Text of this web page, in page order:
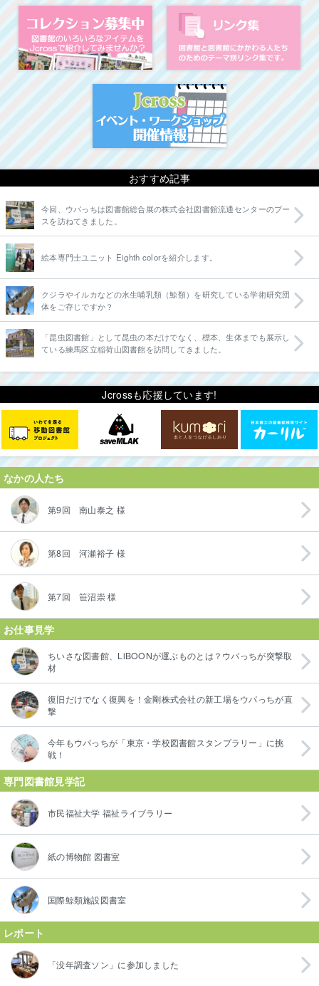
コレクション募集中
イベント・ワーク
おすすめ記事
今回、ウパっちは図書館総合展の株式会社図書館流通センターのブー
スを訪ねてきました。
絵本専門士ユニット Eighth colorを紹介します。
クジラやイルカなどの水生哺乳類（鯨類）を研究している学術研究団
体をご存じですか？
「昆虫図書館」として昆虫の本だけでなく、標本、生体までも展示し
ている練馬区立稲荷山図書館を訪問してきました。
Jcrossも応援しています!
なかの人たち
第9回 南山泰之 様
第8回 河瀬裕子 様
第7回 笹沼崇 様
お仕事見学
ちいさな図書館、LiBOONが運ぶものとは？ウパっちが突撃取
材
復旧だけでなく復興を！金剛株式会社の新工場をウパっちが直
撃
今年もウパっちが「東京・学校図書館スタンプラリー」に挑
戦！
専門図書館見学記
市民福祉大学 福祉ライブラリー
紙の博物館 図書室
国際鯨類施設図書室
レポート
「没年調査ソン」に参加しました